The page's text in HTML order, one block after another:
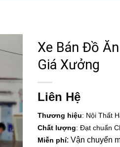
Xe Bán Đồ
Giá Xưởng
Liên Hệ
Thương hiệu: Nội Thất
Chất lượng: Đạt chuẩn
Miễn phí: Vận chuyển